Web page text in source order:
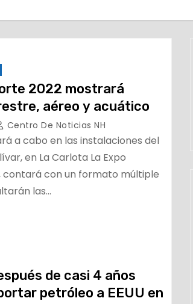
2022 mostrará
aéreo y acuático
Centro De Noticias NH
a cabo en las instalaciones del
en La Carlota La Expo
contará con un formato múltiple
las…
de casi 4 años
petróleo a EEUU en